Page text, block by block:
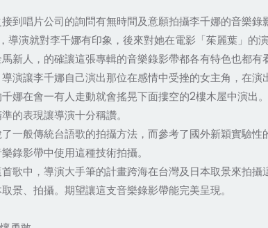
到唱片公司的詢問有無時間及意願拍攝李千娜的音樂
導演就對李千娜有印象，後來對她在電影「茱麗葉」
新人，的確讓這張專輯的音樂錄影帶都各有特色也都有
演讓李千娜自己演出那位在感情中受挫的女主角，在
娜在會一有人走動就會搖晃下面摟空的2樓木屋中演
的表現讓導演十分稱讚。
一般傳統台語歌的拍攝方法，而參考了國外新穎實驗
錄影帶中使用這種技術拍攝。
歌中，導演大手筆的計畫跨海在台灣及日本取景來拍
景、拍攝。期望讓這支音樂錄影帶能完美呈現。